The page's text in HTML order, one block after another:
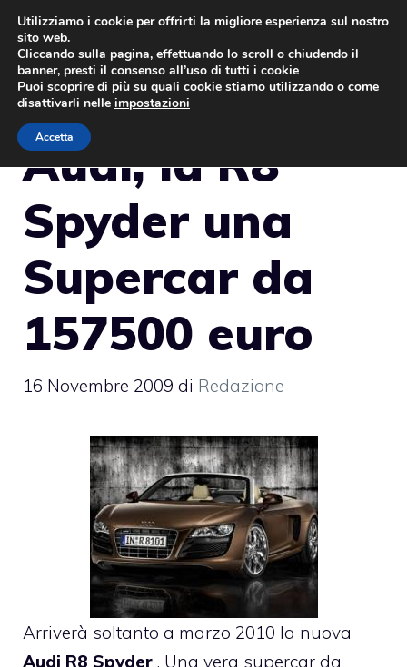
Vai
contenuto
Audi, la R8
Spyder una
Supercar da
157500 euro
16 Novembre 2009 di Redazione
Arriverà soltanto a marzo 2010 la nuova
Audi R8 Spyder . Una vera supercar da
Utilizziamo i cookie per offrirti la migliore esperienza sul nostro
sito web.
Cliccando sulla pagina, effettuando lo scroll o chiudendo il
banner, presti il consenso all’uso di tutti i cookie
Puoi scoprire di più su quali cookie stiamo utilizzando o come
disattivarli nelle impostazioni
Accetta